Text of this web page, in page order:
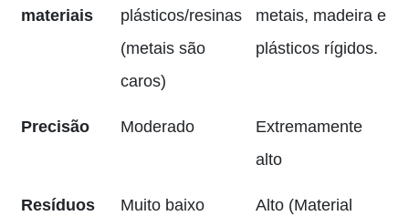
materiais
plásticos/resinas
(metais são
caros)
metais, madeira e
plásticos rígidos.
Precisão Moderado
Extremamente
alto
Resíduos
Muito baixo
Alto (Material